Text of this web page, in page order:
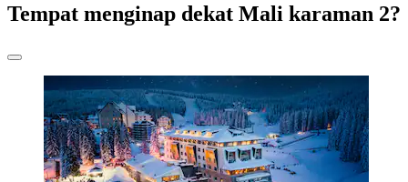
Tempat menginap dekat Mali karaman 2?